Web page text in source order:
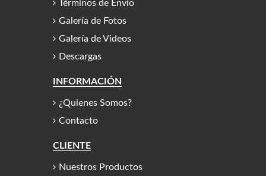
Términos de Envío
Galería de Fotos
Galería de Videos
Descargas
INFORMACIÓN
¿Quienes Somos?
Contacto
CLIENTE
Nuestros Productos